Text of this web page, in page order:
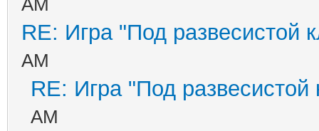
RE: Игра "Под развесистой
AM
RE: Игра "Под развесистой
AM